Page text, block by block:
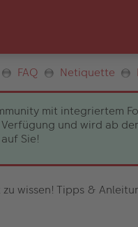
FAQ Netiquette
mit integriertem
und wird ab
Sie!
zu wissen! Tipps &